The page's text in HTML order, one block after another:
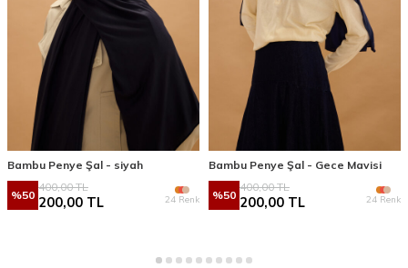
Bambu Penye Şal - siyah
%50
400,00TL
200,00 TL 24 Renk
Bambu Penye Şal - Gece Mavisi
%50
400,00TL
200,00 TL 24 Renk